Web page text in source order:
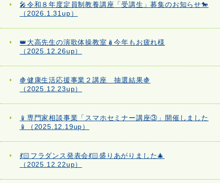
🎤令和８年度定員制教養講座「受講生」募集のお知らせ🐎
（2026.1.31up）
👑大高先生の演歌体操教室🪆今年もお疲れ様
（2025.12.26up）
🍇健康生活応援事業２講座 抽選結果🍇
（2025.12.23up）
📱専門家相談事業「スマホセミナー講座③」開催しました
📱（2025.12.19up）
💃🏻フラダンス発表会💃🏻盛りあがりました🎄
（2025.12.22up）